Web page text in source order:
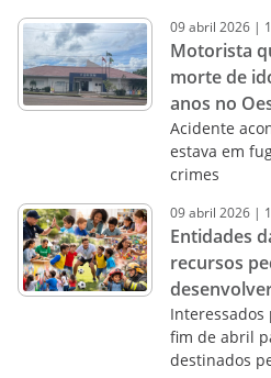
09abril 2026 |
Motorista
morte de
anos no
Acidente
estava em
crimes
09abril 2026 |
Entidades
recursos
Interessados
fim de abril
destinados